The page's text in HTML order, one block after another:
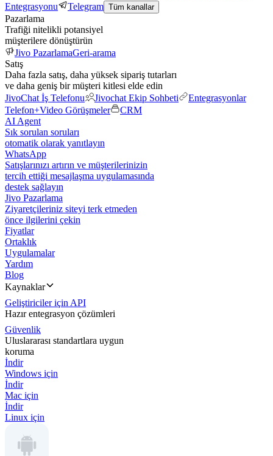
Entegrasyonu
Telegram Tüm kanallar
Pazarlama
Trafiği nitelikli potansiyel
müşterilere dönüştürün
Jivo PazarlamaGeri-arama
Satış
Daha fazla satış, daha yüksek sipariş tutarları
ve daha geniş bir müşteri kitlesi elde edin
JivoChat İş Telefonu
Jivochat Ekip Sohbeti
Entegrasyonlar
Telefon+Video Görüşmeler
CRM
AI Agent
Sık sorulan soruları
otomatik olarak yanıtlayın
WhatsApp
Satışlarınızı artırın ve müşterilerinizin
tercih ettiği mesajlaşma uygulamasında
destek sağlayın
Jivo Pazarlama
Ziyaretçileriniz siteyi terk etmeden
önce ilgilerini çekin
Fiyatlar
Ortaklık
Uygulamalar
Yardım
Blog
Kaynaklar
Geliştiriciler için API
Hazır entegrasyon çözümleri
Güvenlik
Uluslararası standartlara uygun
koruma
İndir
Windows için
İndir
Mac için
İndir
Linux için